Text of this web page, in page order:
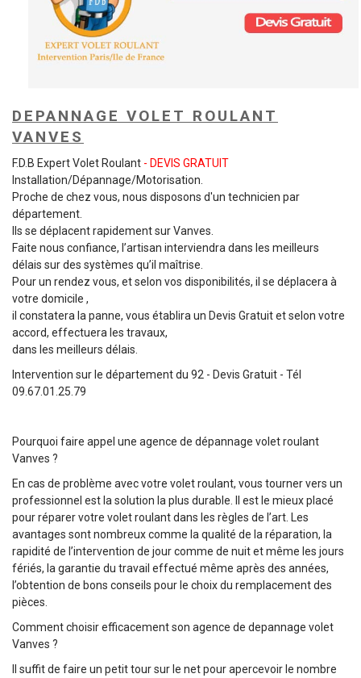
DEPANNAGE VOLET ROULANT
VANVES
F.D.B Expert Volet Roulant - DEVIS GRATUIT
Installation/Dépannage/Motorisation.
Proche de chez vous, nous disposons d'un technicien par
département.
Ils se déplacent rapidement sur Vanves.
Faite nous confiance, l’artisan interviendra dans les meilleurs
délais sur des systèmes qu’il maîtrise.
Pour un rendez vous, et selon vos disponibilités, il se déplacera à
votre domicile ,
il constatera la panne, vous établira un Devis Gratuit et selon votre
accord, effectuera les travaux,
dans les meilleurs délais.
Intervention sur le département du 92 - Devis Gratuit - Tél
09.67.01.25.79
Pourquoi faire appel une agence de dépannage volet roulant
Vanves ?
En cas de problème avec votre volet roulant, vous tourner vers un
professionnel est la solution la plus durable. Il est le mieux placé
pour réparer votre volet roulant dans les règles de l’art. Les
avantages sont nombreux comme la qualité de la réparation, la
rapidité de l’intervention de jour comme de nuit et même les jours
fériés, la garantie du travail effectué même après des années,
l’obtention de bons conseils pour le choix du remplacement des
pièces.
Comment choisir efficacement son agence de depannage volet
Vanves ?
Il suffit de faire un petit tour sur le net pour apercevoir le nombre